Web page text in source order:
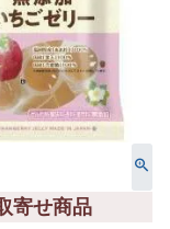
寄せ商品